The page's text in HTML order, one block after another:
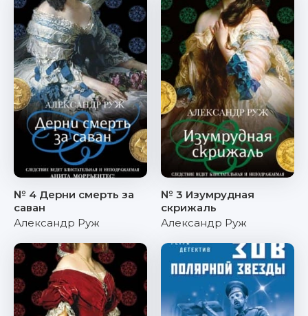
№ 4 Дерни смерть за
саван
Александр Руж
№ 3 Изумрудная
скрижаль
Александр Руж